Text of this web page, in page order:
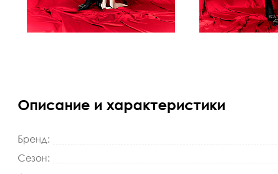
Описание и характеристики
Бренд:
Сезон: